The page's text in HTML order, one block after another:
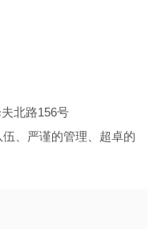
路156号
严谨的管理、超卓的